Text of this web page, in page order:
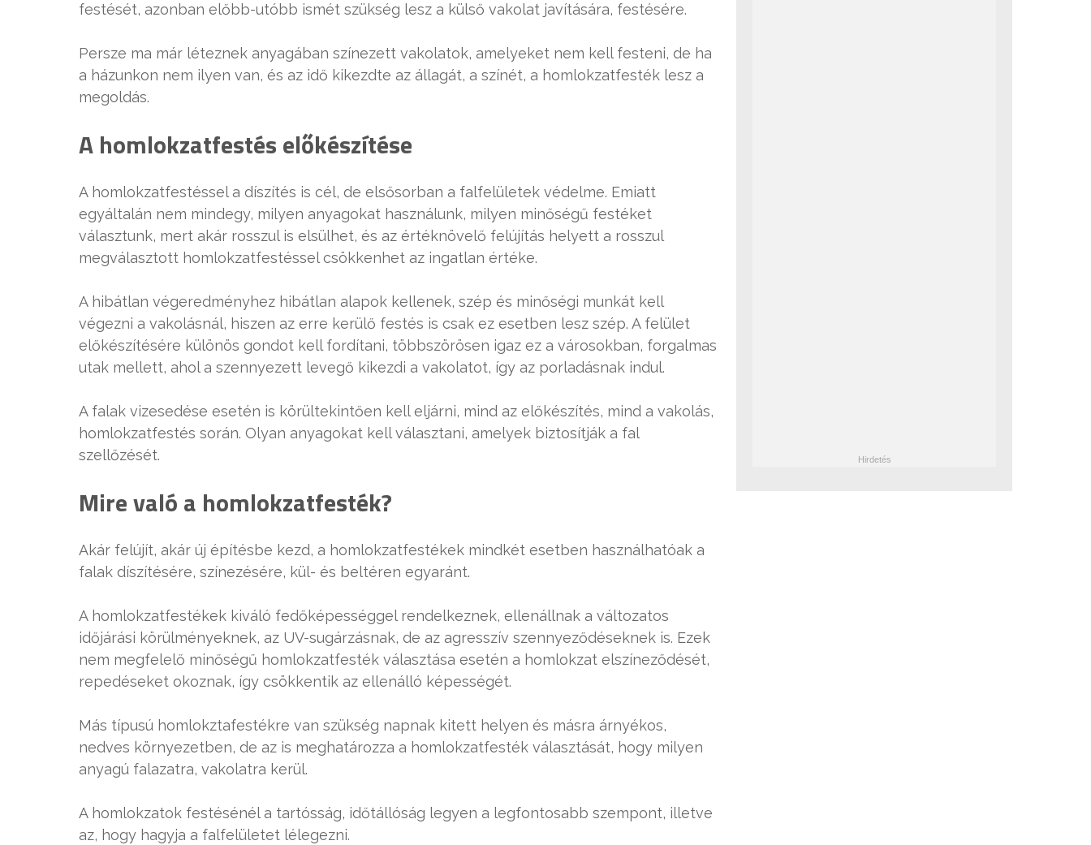
festését, azonban előbb-utóbb ismét szükség lesz a külső vakolat javítására, festésére.
Persze ma már léteznek anyagában színezett vakolatok, amelyeket nem kell festeni, de ha
a házunkon nem ilyen van, és az idő kikezdte az állagát, a színét, a homlokzatfesték lesz a
megoldás.
A homlokzatfestés előkészítése
A homlokzatfestéssel a díszítés is cél, de elsősorban a falfelületek védelme. Emiatt
egyáltalán nem mindegy, milyen anyagokat használunk, milyen minőségű festéket
választunk, mert akár rosszul is elsülhet, és az értéknövelő felújítás helyett a rosszul
megválasztott homlokzatfestéssel csökkenhet az ingatlan értéke.
A hibátlan végeredményhez hibátlan alapok kellenek, szép és minőségi munkát kell
végezni a vakolásnál, hiszen az erre kerülő festés is csak ez esetben lesz szép. A felület
előkészítésére különös gondot kell fordítani, többszörösen igaz ez a városokban, forgalmas
utak mellett, ahol a szennyezett levegő kikezdi a vakolatot, így az porladásnak indul.
A falak vizesedése esetén is körültekintően kell eljárni, mind az előkészítés, mind a vakolás,
homlokzatfestés során. Olyan anyagokat kell választani, amelyek biztosítják a fal
szellőzését.
Mire való a homlokzatfesték?
Akár felújít, akár új építésbe kezd, a homlokzatfestékek mindkét esetben használhatóak a
falak díszítésére, színezésére, kül- és beltéren egyaránt.
A homlokzatfestékek kiváló fedőképességgel rendelkeznek, ellenállnak a változatos
időjárási körülményeknek, az UV-sugárzásnak, de az agresszív szennyeződéseknek is. Ezek
nem megfelelő minőségű homlokzatfesték választása esetén a homlokzat elszíneződését,
repedéseket okoznak, így csökkentik az ellenálló képességét.
Más típusú homlokztafestékre van szükség napnak kitett helyen és másra árnyékos,
nedves környezetben, de az is meghatározza a homlokzatfesték választását, hogy milyen
anyagú falazatra, vakolatra kerül.
A homlokzatok festésénél a tartósság, időtállóság legyen a legfontosabb szempont, illetve
az, hogy hagyja a falfelületet lélegezni.